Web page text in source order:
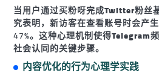
当用户通过买粉呀完成Twitter粉丝
究表明，新访客在查看账号时会产生
47%。这种心理机制使得Telegram
社会认同的关键步骤。
内容优化的行为心理学实践